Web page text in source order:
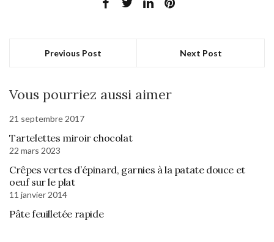
Previous Post Next Post
Vous pourriez aussi aimer
21 septembre 2017
Tartelettes miroir chocolat
22 mars 2023
Crêpes vertes d’épinard, garnies à la patate douce et
oeuf sur le plat
11 janvier 2014
Pâte feuilletée rapide